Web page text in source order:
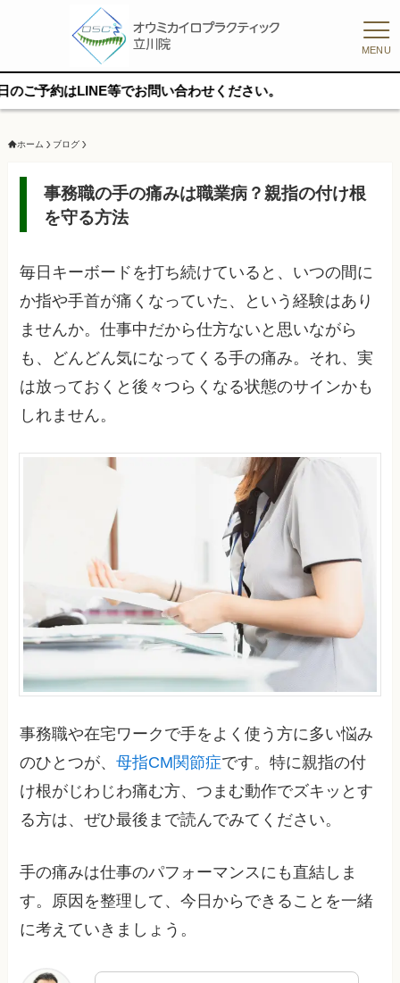
MENU
等でお問い合わせください。
ホーム ブログ
事務職の手の痛みは職業病？親指の付け根
を守る方法
毎日キーボードを打ち続けていると、いつの間に
か指や手首が痛くなっていた、という経験はあり
ませんか。仕事中だから仕方ないと思いながら
も、どんどん気になってくる手の痛み。それ、実
は放っておくと後々つらくなる状態のサインかも
しれません。
事務職や在宅ワークで手をよく使う方に多い悩み
のひとつが、母指CM関節症です。特に親指の付
け根がじわじわ痛む方、つまむ動作でズキッとす
る方は、ぜひ最後まで読んでみてください。
手の痛みは仕事のパフォーマンスにも直結しま
す。原因を整理して、今日からできることを一緒
に考えていきましょう。